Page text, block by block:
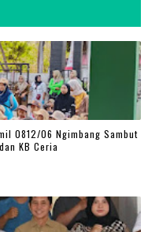
0812/06 Ngimbang Sambut
KB Ceria